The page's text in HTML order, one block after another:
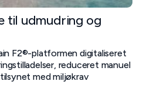
til udmudring og
F2®-platformen digitaliseret
reduceret manuel
med miljøkrav